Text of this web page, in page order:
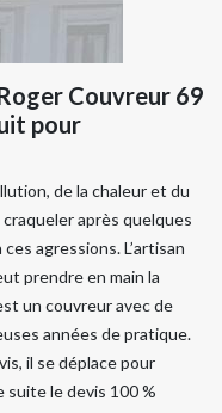
Couvreur 69
pour
de la chaleur et du
après quelques
agressions. L’artisan
prendre en main la
un couvreur avec de
années de pratique.
il se déplace pour
le devis 100 %